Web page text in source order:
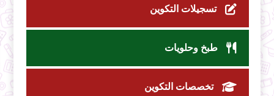
تسجيلات التكوين
طبخ وحلويات
تخصصات التكوين